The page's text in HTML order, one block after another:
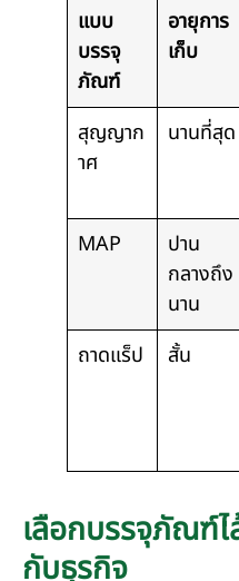
แบบ
บรรจุ
ภัณฑ์
อายุการ
เก็บ
สุญญาก
าศ
นานที่สุด
MAP
ปาน
กลางถึง
นาน
ถาดแร็ป
สั้น
เลือกบรรจุภัณฑ์ไ
กับธุรกิจ